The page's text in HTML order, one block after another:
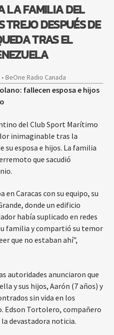
LA FAMILIA DEL
DESPUÉS DE
TRAS EL
BeOne Radio Canada
fallecen esposa e hijos
del Club Sport Marítimo
inimaginable tras la
su esposa e hijos. La familia
que sacudió
Caracas con su equipo, su
donde un edificio
había suplicado en redes
familia y compartió su temor
que no estaban ahí”,
autoridades anunciaron que
y sus hijos, Aarón (7 años) y
sin vida en los
Edson Tortolero, compañero
devastadora noticia.